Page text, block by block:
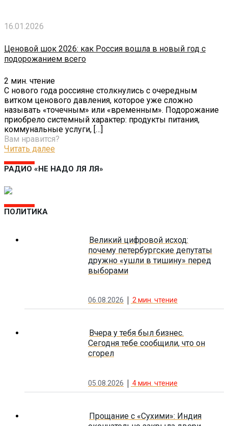
16.01.2026
Ценовой шок 2026: как Россия вошла в новый год с
подорожанием всего
2 мин. чтение
С нового года россияне столкнулись с очередным
витком ценового давления, которое уже сложно
называть «точечным» или «временным». Подорожание
приобрело системный характер: продукты питания,
коммунальные услуги, […]
Вам нравится?
Читать далее
РАДИО «НЕ НАДО ЛЯ ЛЯ»
ПОЛИТИКА
Великий цифровой исход:
почему петербургские депутаты
дружно «ушли в тишину» перед
выборами
06.08.2026 2 мин. чтение
Вчера у тебя был бизнес.
Сегодня тебе сообщили, что он
сгорел
05.08.2026 4мин. чтение
Прощание с «Сухими»: Индия